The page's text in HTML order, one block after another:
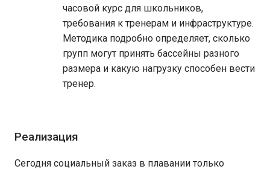
часовой курс для школьников,
требования к тренерам и инфраструктуре.
Методика подробно определяет, сколько
групп могут принять бассейны разного
размера и какую нагрузку способен вести
тренер.
Реализация
Сегодня социальный заказ в плавании только